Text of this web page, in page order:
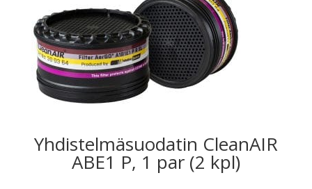
muunnelma.
Voit
tehdä
valinnat
tuotteen
sivulla.
Yhdistelmäsuodatin CleanAIR
ABE1 P, 1 par (2 kpl)